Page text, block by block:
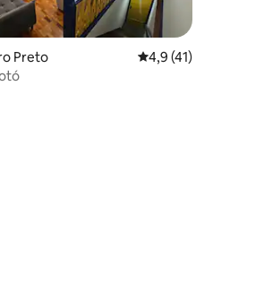
de 5, 16 avaliações
Preto 4,9 de uma
4,9 (41)